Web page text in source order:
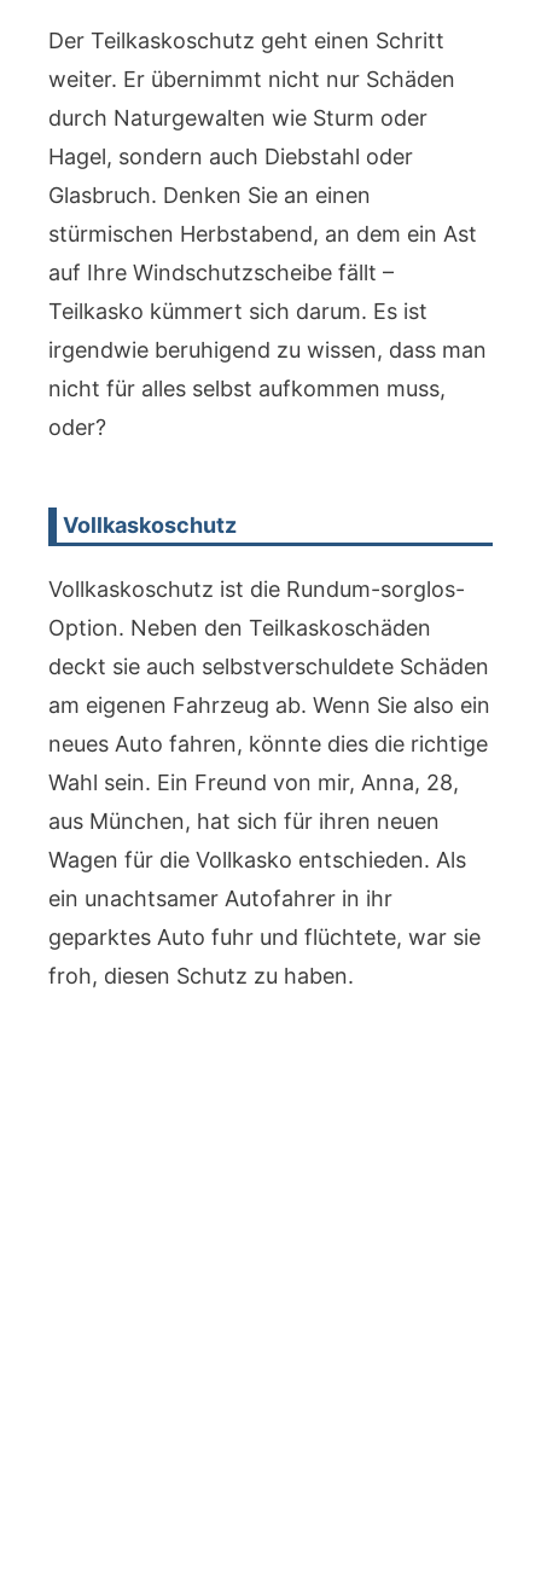
Der Teilkaskoschutz geht einen Schritt
weiter. Er übernimmt nicht nur Schäden
durch Naturgewalten wie Sturm oder
Hagel, sondern auch Diebstahl oder
Glasbruch. Denken Sie an einen
stürmischen Herbstabend, an dem ein Ast
auf Ihre Windschutzscheibe fällt –
Teilkasko kümmert sich darum. Es ist
irgendwie beruhigend zu wissen, dass man
nicht für alles selbst aufkommen muss,
oder?
Vollkaskoschutz
Vollkaskoschutz ist die Rundum-sorglos-
Option. Neben den Teilkaskoschäden
deckt sie auch selbstverschuldete Schäden
am eigenen Fahrzeug ab. Wenn Sie also ein
neues Auto fahren, könnte dies die richtige
Wahl sein. Ein Freund von mir, Anna, 28,
aus München, hat sich für ihren neuen
Wagen für die Vollkasko entschieden. Als
ein unachtsamer Autofahrer in ihr
geparktes Auto fuhr und flüchtete, war sie
froh, diesen Schutz zu haben.